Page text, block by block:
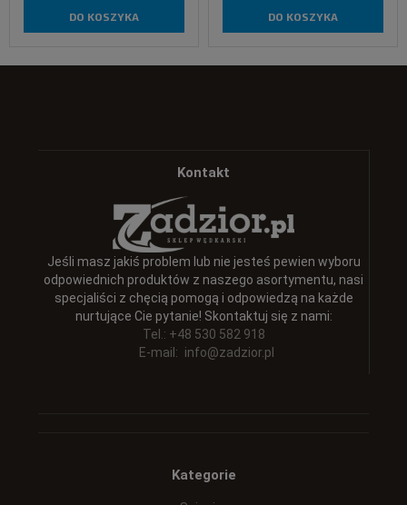
DO KOSZYKA DO KOSZYKA
Kontakt
Jeśli masz jakiś problem lub nie jesteś pewien wyboru
odpowiednich produktów z naszego asortymentu, nasi
specjaliści z chęcią pomogą i odpowiedzą na każde
nurtujące Cie pytanie! Skontaktuj się z nami:
Tel.: +48 530 582 918
E-mail: info@zadzior.pl
Kategorie